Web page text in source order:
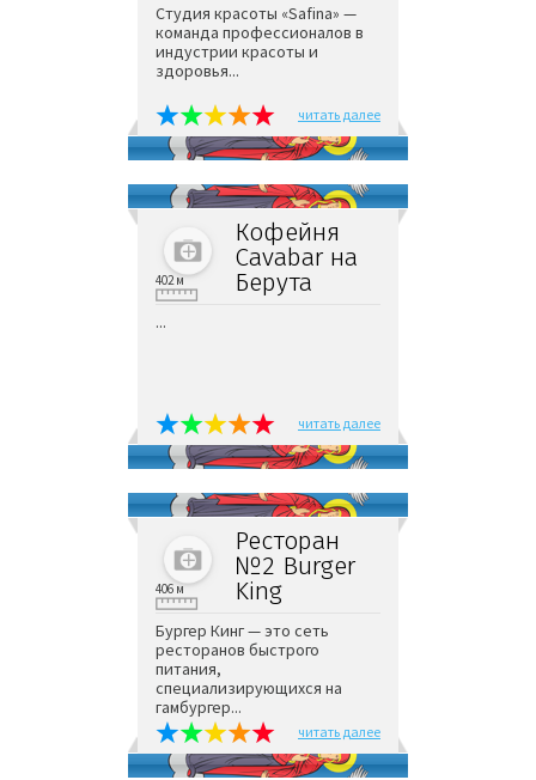
Студия красоты «Safina» —
команда профессионалов в
индустрии красоты и
здоровья...
читать далее
Кофейня
Cavabar на
Берута
402 м
...
читать далее
Ресторан
№2 Burger
King
406 м
Бургер Кинг — это сеть
ресторанов быстрого
питания,
специализирующихся на
гамбургер...
читать далее